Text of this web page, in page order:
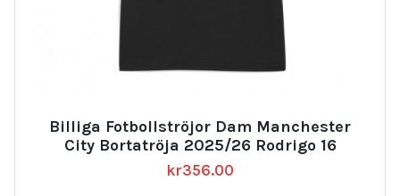
Billiga Fotbollströjor Dam Manchester
City Bortatröja 2025/26 Rodrigo 16
kr356.00